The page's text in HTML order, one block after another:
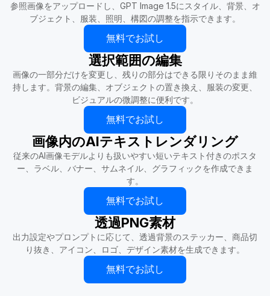
参照画像をアップロードし、GPT Image 1.5にスタイル、背景、オ
ブジェクト、服装、照明、構図の調整を指示できます。
無料でお試し
選択範囲の編集
画像の一部分だけを変更し、残りの部分はできる限りそのまま維
持します。背景の編集、オブジェクトの置き換え、服装の変更、
ビジュアルの微調整に便利です。
無料でお試し
画像内のAIテキストレンダリング
従来のAI画像モデルよりも扱いやすい短いテキスト付きのポスタ
ー、ラベル、バナー、サムネイル、グラフィックを作成できま
す。
無料でお試し
透過PNG素材
出力設定やプロンプトに応じて、透過背景のステッカー、商品切
り抜き、アイコン、ロゴ、デザイン素材を生成できます。
無料でお試し